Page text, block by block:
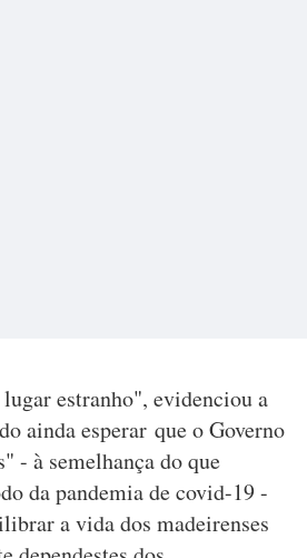
estranho", evidenciou a
ainda esperar que o Governo
- à semelhança do que
da pandemia de covid-19 -
a vida dos madeirenses